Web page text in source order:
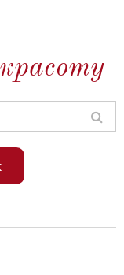
красоту